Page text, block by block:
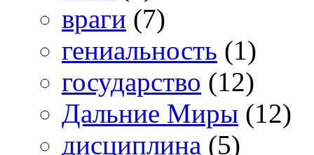
враги (7)
гениальность (1)
государство (12)
Дальние Миры (12)
дисциплина (5)